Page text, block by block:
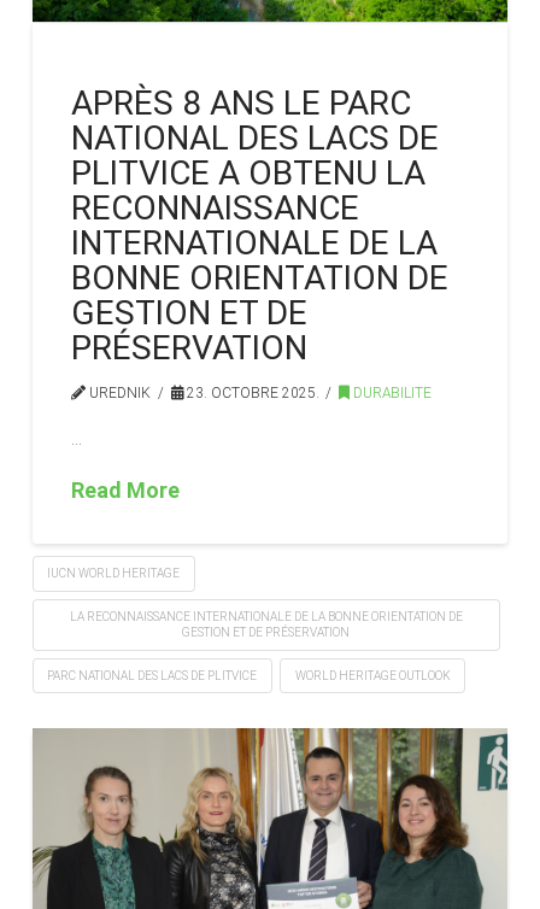
APRÈS 8 ANS LE PARC
NATIONAL DES LACS DE
PLITVICE A OBTENU LA
RECONNAISSANCE
INTERNATIONALE DE LA
BONNE ORIENTATION DE
GESTION ET DE
PRÉSERVATION
UREDNIK 23. OCTOBRE 2025. DURABILITE
Read More
IUCN WORLD HERITAGE
LA RECONNAISSANCE INTERNATIONALE DE LA BONNE ORIENTATION DE
GESTION ET DE PRÉSERVATION
PARC NATIONAL DES LACS DE PLITVICE WORLD HERITAGE OUTLOOK